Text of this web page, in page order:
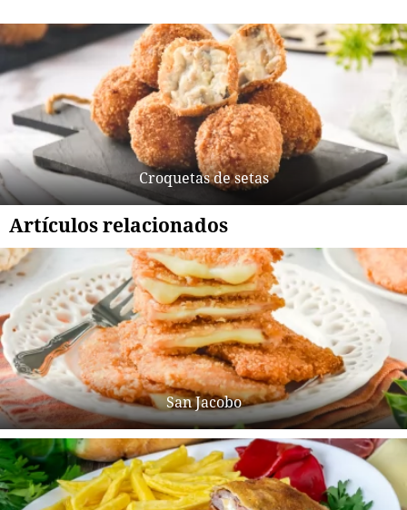
Croquetas de setas
Artículos relacionados
San Jacobo